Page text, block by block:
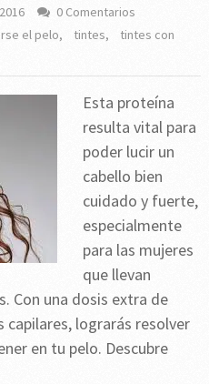
0 Comentarios
el pelo, tintes,
tintes con
Esta proteína
resulta vital para
poder lucir un
cabello bien
cuidado y fuerte,
especialmente
para las mujeres
que llevan
Con una dosis extra de
lograrás resolver
en tu pelo. Descubre